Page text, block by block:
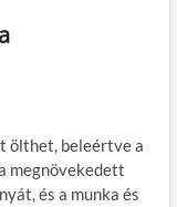
ölthet, beleértve a
megnövekedett
és a munka és